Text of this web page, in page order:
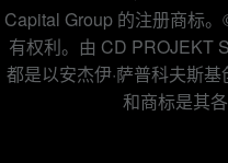
Capital Group 的注册商标
有权利。由 CD PROJEKT
都是以安杰伊·萨普科夫斯
和商标是其